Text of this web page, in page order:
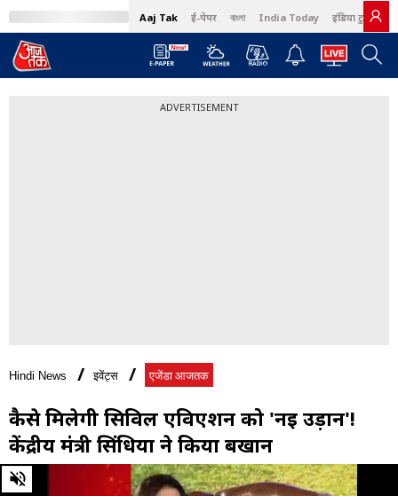
Aaj Tak ई-पेपर বাংলা India Today इंडिया टुडे हिंदी
ADVERTISEMENT
Hindi News इवेंट्स एजेंडा आजतक
कैसे म‍िलेगी स‍िव‍िल एव‍िएशन को 'नई उड़ान'!
केंद्रीय मंत्री सिंधिया ने क‍िया बखान
0
of